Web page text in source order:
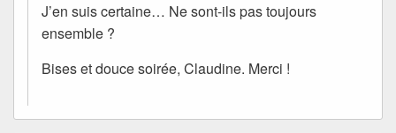
J’en suis certaine… Ne sont-ils pas toujours
ensemble ?
Bises et douce soirée, Claudine. Merci !